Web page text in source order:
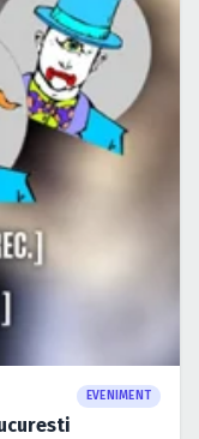
EVENIMENT